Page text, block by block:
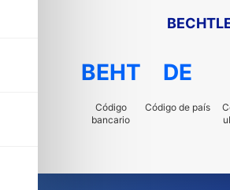
BEHT
Código
bancario
DE
Código de país